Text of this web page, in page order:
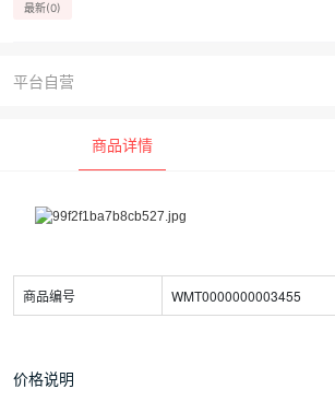
最新(0)
平台自营
商品详情
商品编号 WMT0000000003455
价格说明